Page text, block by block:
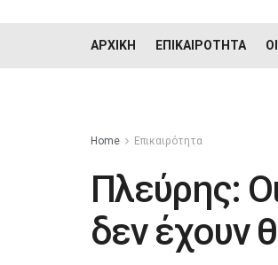
ΑΡΧΙΚΉ ΕΠΙΚΑΙΡΌΤΗΤΑ
Home Επικαιρότητα
Πλεύρης:
δεν έχουν